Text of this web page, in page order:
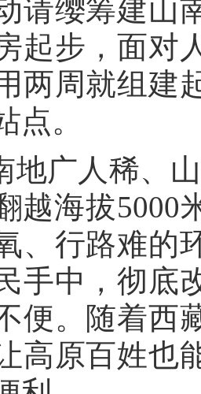
请缨筹建山
起步，面对
两周就组建
点。
地广人稀、
越海拔5000
、行路难的
手中，彻底
便。随着西
高原百姓也